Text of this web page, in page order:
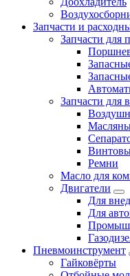
Запчасти и
Запчасти для
Запчасти для
Ремни
Масло для
Двигатели
Для
Для
Пневмоинструмент
Гайковёрты